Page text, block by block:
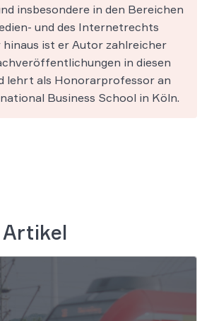
insbesondere in den Bereichen
und des Internetrechts
hinaus ist er Autor zahlreicher
in diesen
lehrt als Honorarprofessor an
Business School in Köln.